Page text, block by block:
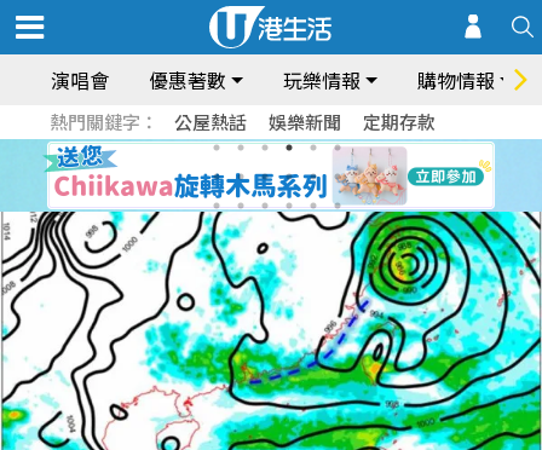
演唱會 優惠著數 玩樂情報 購物情報
熱門關鍵字： 公屋熱話 娛樂新聞 定期存款